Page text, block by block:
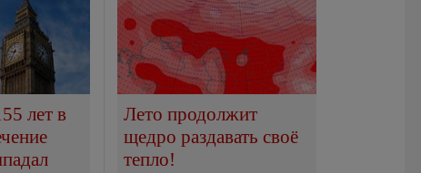
лет в
Лето продолжит
щедро раздавать своё
тепло!